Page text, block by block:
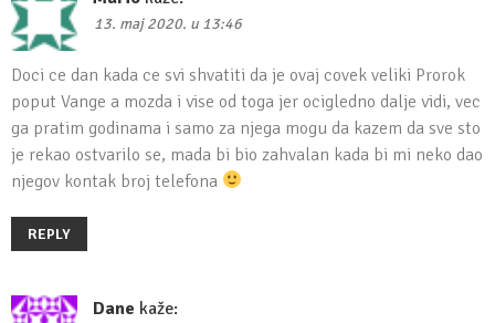
13. maj 2020. u 13:46
Doci ce dan kada ce svi shvatiti da je ovaj covek veliki Prorok
poput Vange a mozda i vise od toga jer ocigledno dalje vidi, vec
ga pratim godinama i samo za njega mogu da kazem da sve sto
je rekao ostvarilo se, mada bi bio zahvalan kada bi mi neko dao
njegov kontak broj telefona
REPLY
Dane kaže: